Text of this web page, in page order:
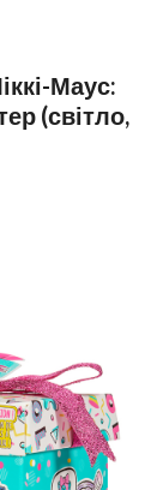
Маус:
(світло,